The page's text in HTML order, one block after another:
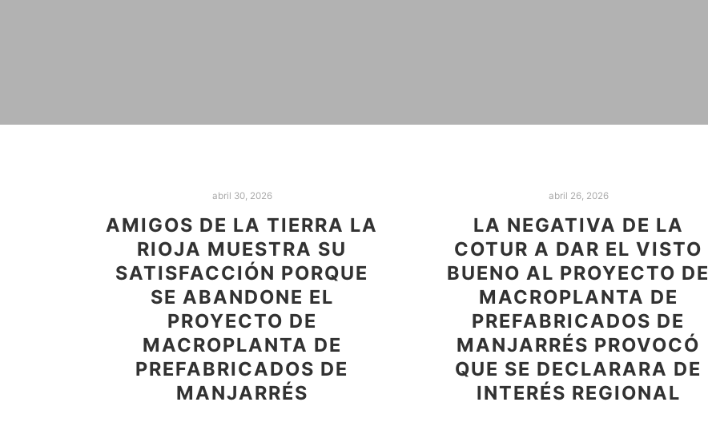
abril 30, 2026
AMIGOS DE LA TIERRA LA
RIOJA MUESTRA SU
SATISFACCIÓN PORQUE
SE ABANDONE EL
PROYECTO DE
MACROPLANTA DE
PREFABRICADOS DE
MANJARRÉS
abril 26, 2026
LA NEGATIVA DE LA
COTUR A DAR EL VISTO
BUENO AL PROYECTO DE
MACROPLANTA DE
PREFABRICADOS DE
MANJARRÉS PROVOCÓ
QUE SE DECLARARA DE
INTERÉS REGIONAL